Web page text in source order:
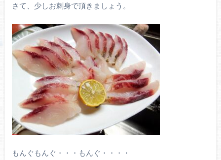
さて、少しお刺身で頂きましょう。
もんぐもんぐ・・・もんぐ・・・・